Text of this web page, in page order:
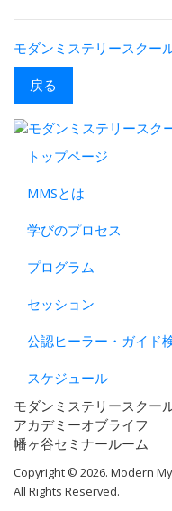
モダンミステリースクー
戻る
トップページ
MMSとは
学びのプロセス
プログラム
セッション
公認ヒーラー・ガイド
スケジュール
モダンミステリースクー
アカデミーオブライフ
幡ヶ谷セミナールーム
Copyright © 2026. Modern
All Rights Reserved.